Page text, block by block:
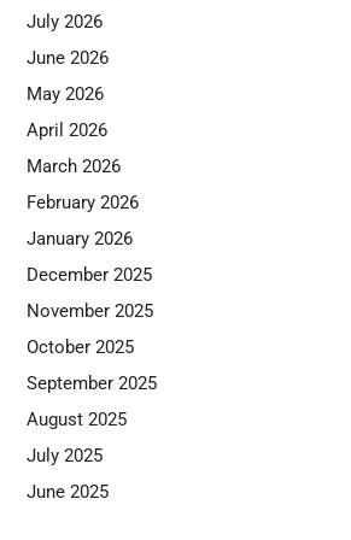
July 2026
June 2026
May 2026
April 2026
March 2026
February 2026
January 2026
December 2025
November 2025
October 2025
September 2025
August 2025
July 2025
June 2025